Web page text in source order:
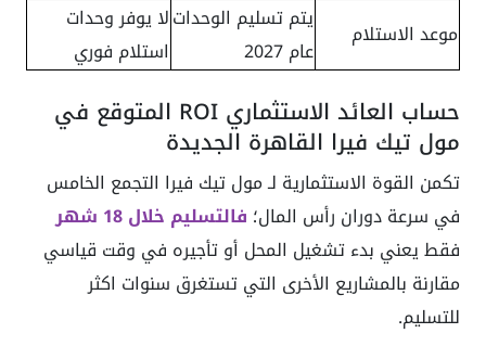
موعد الاستلام
يتم تسليم الوحدات
عام 2027
لا يوفر وحدات
استلام فوري
حساب العائد الاستثماري ROI المتوقع في
مول تيك فيرا القاهرة الجديدة
تكمن القوة الاستثمارية لـ مول تيك فيرا التجمع الخامس
في سرعة دوران رأس المال؛ فالتسليم خلال 18 شهر
فقط يعني بدء تشغيل المحل أو تأجيره في وقت قياسي
مقارنة بالمشاريع الأخرى التي تستغرق سنوات اكثر
للتسليم.